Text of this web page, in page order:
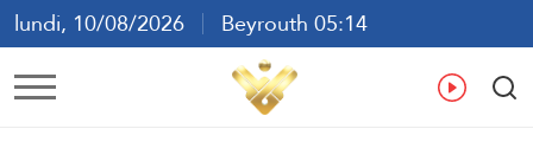
lundi, 10/08/2026
Beyrouth 05:14
ع